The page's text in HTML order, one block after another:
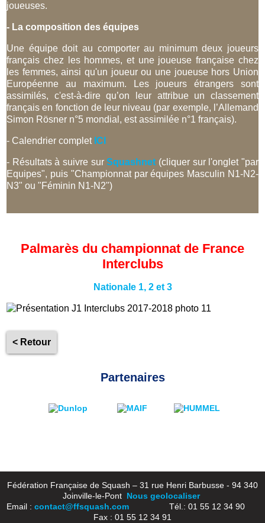
joueuses.
- La composition des équipes
Une équipe doit au comporter au minimum deux joueurs
français chez les hommes, et une joueuse française chez
les femmes, ainsi qu'un joueur ou une joueuse hors Union
Européenne au maximum. Les joueurs étrangers sont
assimilés, c'est-à-dire qu’on leur attribue un classement
français en fonction de leur niveau (par exemple, l’Allemand
Simon Rösner n°5 mondial, est assimilée n°1 français).
- Calendrier complet ICI
- Résultats à suivre surSquashnet (cliquer sur l'onglet "par
Equipes", puis "Championnat par équipes Masculin N1-N2-
N3" ou "Féminin N1-N2")
Palmarès du championnat de France
Interclubs
Nationale 1, 2 et 3
< Retour
Partenaires
Fédération Française de Squash – 31 rue Henri Barbusse - 94 340
Joinville-le-Pont Nous geolocaliser
Email : contact@ffsquash.comTél.: 01 55 12 34 90
Fax : 01 55 12 34 91